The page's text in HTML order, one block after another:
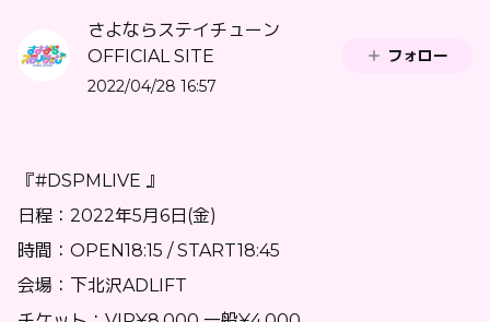
さよならステイチューン
OFFICIAL SITE
2022/04/28 16:57
フォロー
『#DSPMLIVE 』
日程：2022年5月6日(金)
時間：OPEN18:15 / START18:45
会場：下北沢ADLIFT